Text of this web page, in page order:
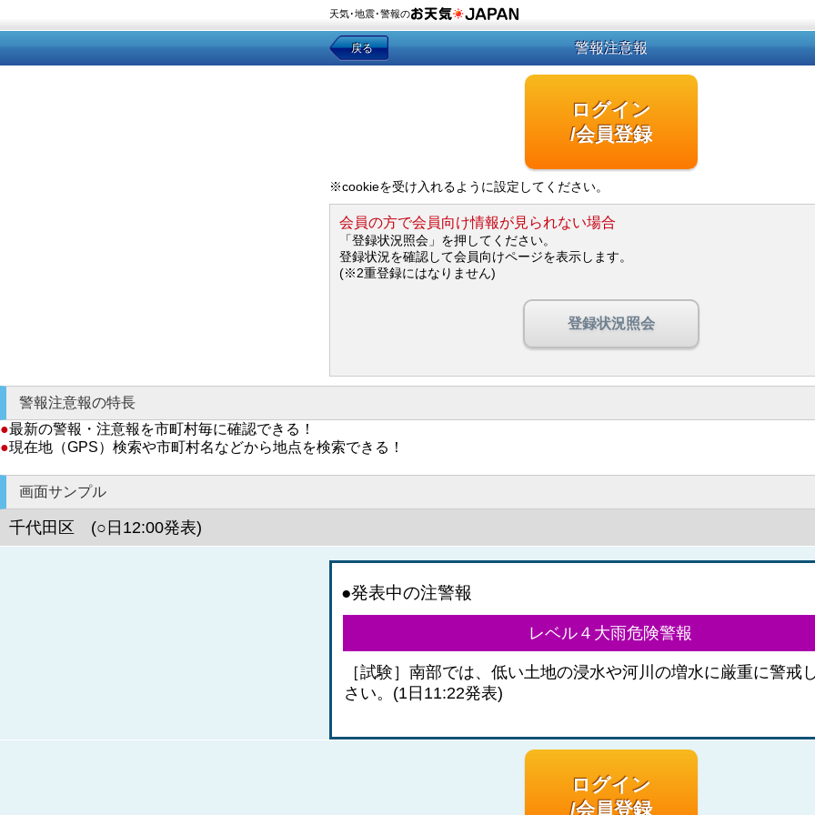
天気･地震･警報の
戻る 警報注意報
ログイン
/会員登録
※cookieを受け入れるように設定してください。
会員の方で会員向け情報が見られない場合
「登録状況照会」を押してください。
登録状況を確認して会員向けページを表示します。
(※2重登録にはなりません)
登録状況照会
警報注意報の特長
●最新の警報・注意報を市町村毎に確認できる！
●現在地（GPS）検索や市町村名などから地点を検索できる！
画面サンプル
千代田区 (○日12:00発表)
●発表中の注警報
レベル４大雨危険警報
［試験］南部では、低い土地の浸水や河川の増水に厳重に警戒
さい。(1日11:22発表)
ログイン
/会員登録